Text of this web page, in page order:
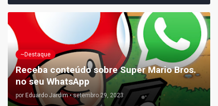
~Destaque
Receba conteúdo sobre Super Mario Bros.
no seu WhatsApp
por Eduardo Jardim • setembro 29, 2023